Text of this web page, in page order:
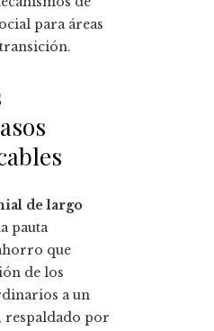
para áreas
de largo
pauta
que
de los
a un
respaldado por